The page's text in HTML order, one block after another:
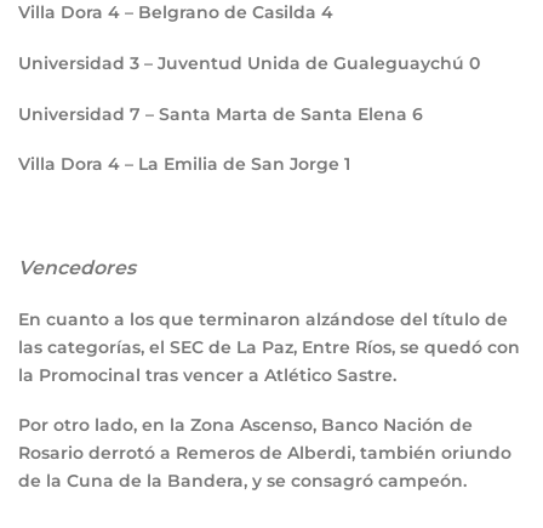
Villa Dora 4 – Belgrano de Casilda 4
Universidad 3 – Juventud Unida de Gualeguaychú 0
Universidad 7 – Santa Marta de Santa Elena 6
Villa Dora 4 – La Emilia de San Jorge 1
Vencedores
En cuanto a los que terminaron alzándose del título de
las categorías, el SEC de La Paz, Entre Ríos, se quedó con
la Promocinal tras vencer a Atlético Sastre.
Por otro lado, en la Zona Ascenso, Banco Nación de
Rosario derrotó a Remeros de Alberdi, también oriundo
de la Cuna de la Bandera, y se consagró campeón.